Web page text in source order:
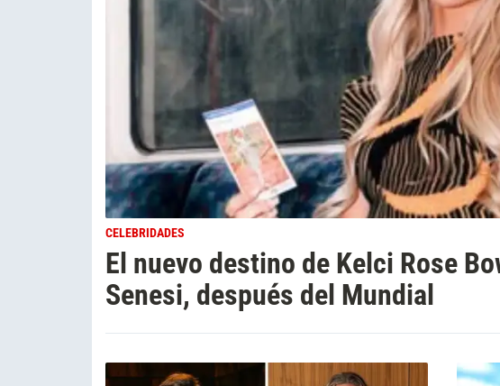
CELEBRIDADES
El nuevo destino de Kelci Rose
Senesi, después del Mundial